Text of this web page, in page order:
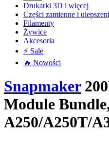
Drukarki 3D i więcej
Części zamienne i
Filamenty
Żywice
Akcesoria
⚡ Sale
🔥 Nowości
Snapmaker
Module
A250/A250T/